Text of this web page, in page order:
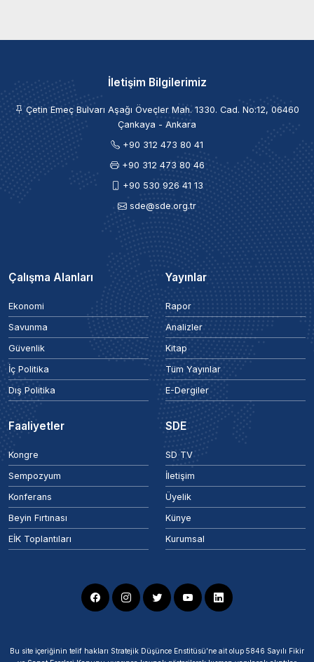
İletişim Bilgilerimiz
Çetin Emeç Bulvarı Aşağı Öveçler Mah. 1330. Cad. No:12, 06460
Çankaya - Ankara
+90 312 473 80 41
+90 312 473 80 46
+90 530 926 41 13
sde@sde.org.tr
Çalışma Alanları
Ekonomi
Savunma
Güvenlik
İç Politika
Dış Politika
Yayınlar
Rapor
Analizler
Kitap
Tüm Yayınlar
E-Dergiler
Faaliyetler
Kongre
Sempozyum
Konferans
Beyin Fırtınası
EİK Toplantıları
SDE
SD TV
İletişim
Üyelik
Künye
Kurumsal
Bu site içeriğinin telif hakları Stratejik Düşünce Enstitüsü’ne ait olup 5846 Sayılı Fikir